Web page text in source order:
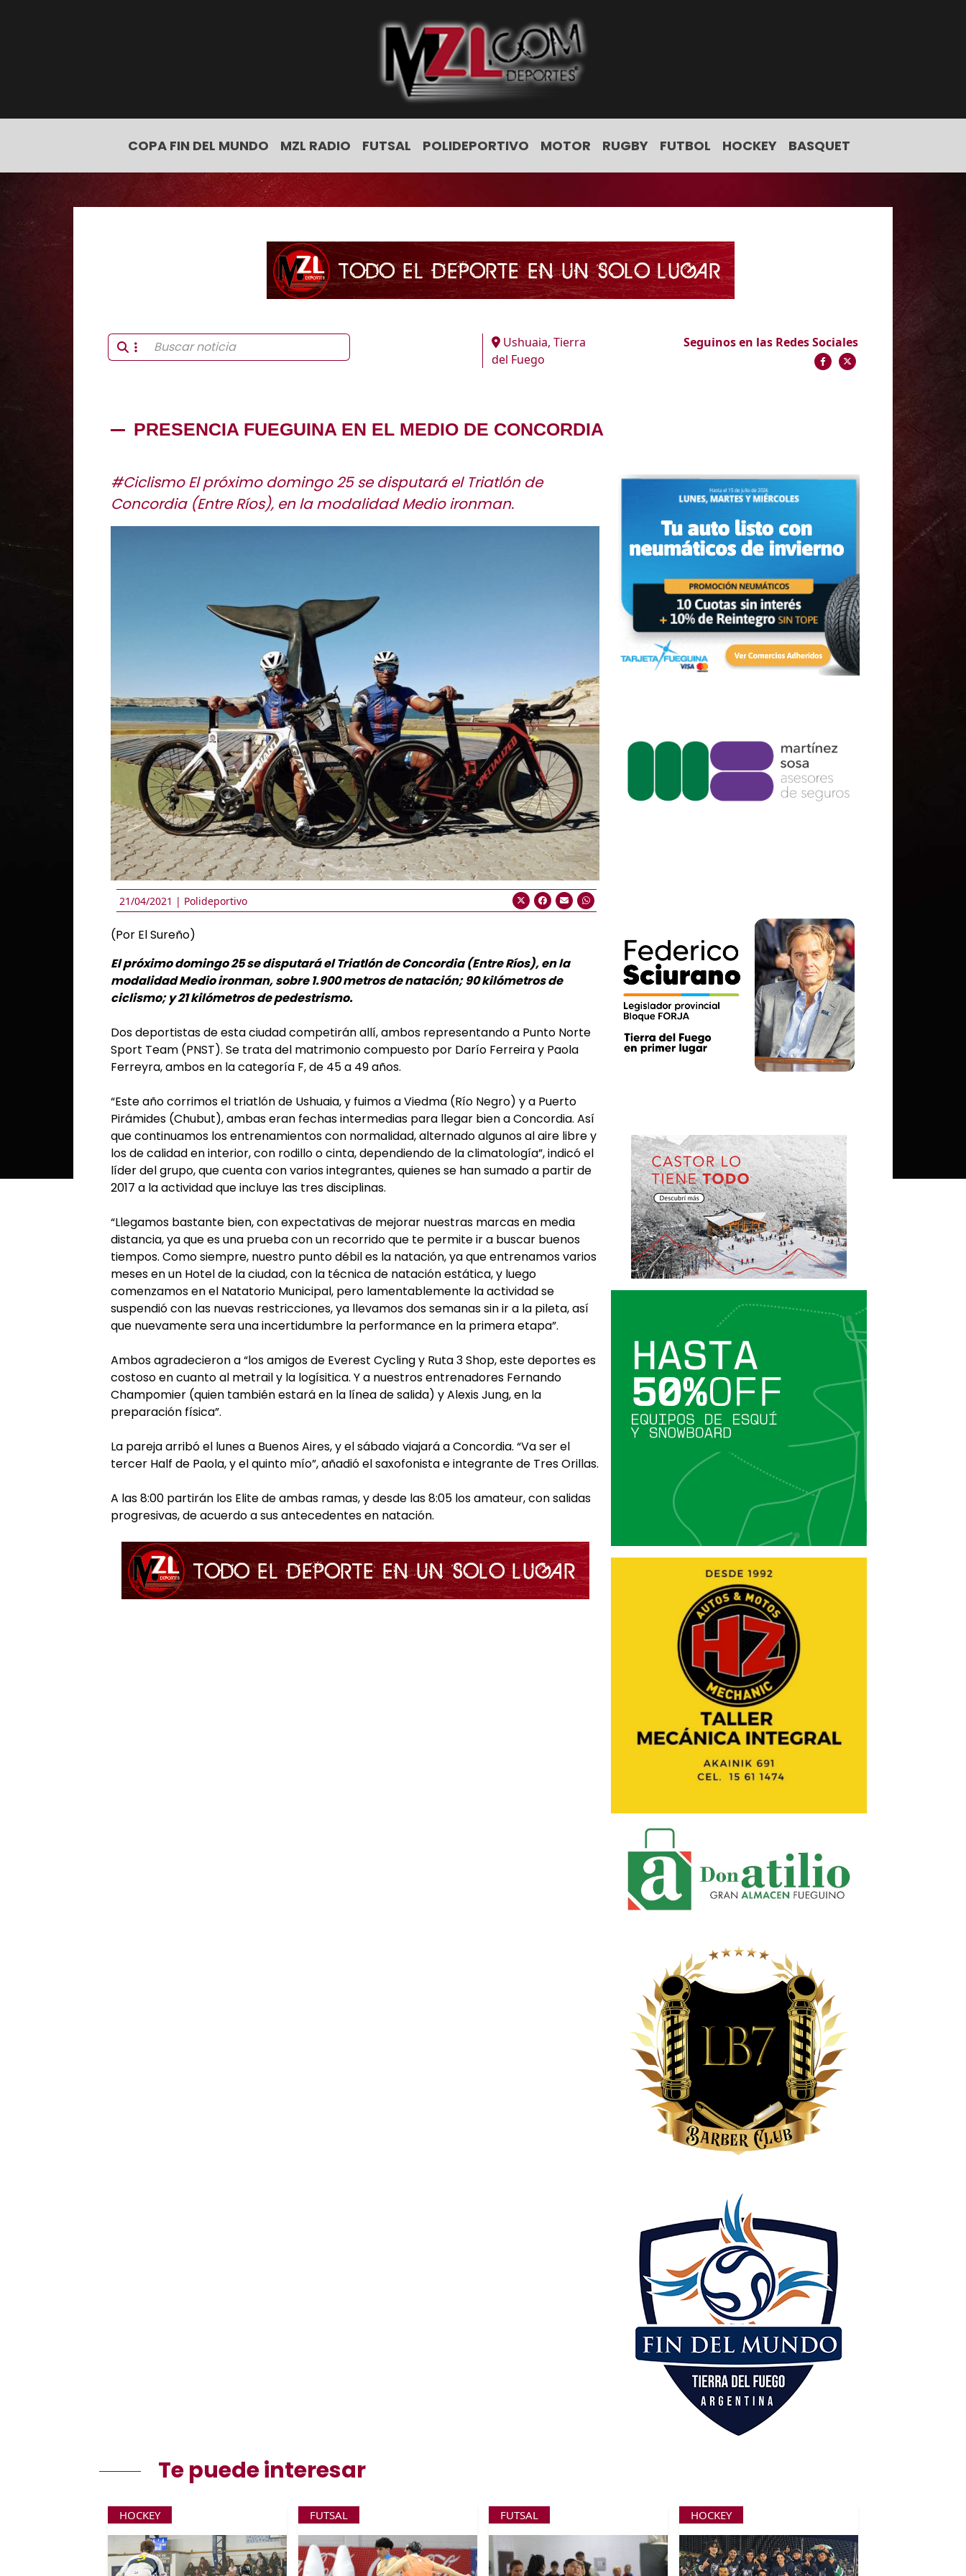
COPA FIN DEL MUNDO MZL RADIO FUTSAL POLIDEPORTIVO MOTOR RUGBY FUTBOL HOCKEY BASQUET
Ushuaia, Tierra
del Fuego
Seguinos en las Redes Sociales
PRESENCIA FUEGUINA EN EL MEDIO DE CONCORDIA
#Ciclismo El próximo domingo 25 se disputará el Triatlón de
Concordia (Entre Ríos), en la modalidad Medio ironman.
21/04/2021 | Polideportivo
(Por El Sureño)
El próximo domingo 25 se disputará el Triatlón de Concordia (Entre Ríos), en la
modalidad Medio ironman, sobre 1.900 metros de natación; 90 kilómetros de
ciclismo; y 21 kilómetros de pedestrismo.
Dos deportistas de esta ciudad competirán allí, ambos representando a Punto Norte
Sport Team (PNST). Se trata del matrimonio compuesto por Darío Ferreira y Paola
Ferreyra, ambos en la categoría F, de 45 a 49 años.
“Este año corrimos el triatlón de Ushuaia, y fuimos a Viedma (Río Negro) y a Puerto
Pirámides (Chubut), ambas eran fechas intermedias para llegar bien a Concordia. Así
que continuamos los entrenamientos con normalidad, alternado algunos al aire libre y
los de calidad en interior, con rodillo o cinta, dependiendo de la climatología”, indicó el
líder del grupo, que cuenta con varios integrantes, quienes se han sumado a partir de
2017 a la actividad que incluye las tres disciplinas.
“Llegamos bastante bien, con expectativas de mejorar nuestras marcas en media
distancia, ya que es una prueba con un recorrido que te permite ir a buscar buenos
tiempos. Como siempre, nuestro punto débil es la natación, ya que entrenamos varios
meses en un Hotel de la ciudad, con la técnica de natación estática, y luego
comenzamos en el Natatorio Municipal, pero lamentablemente la actividad se
suspendió con las nuevas restricciones, ya llevamos dos semanas sin ir a la pileta, así
que nuevamente sera una incertidumbre la performance en la primera etapa”.
Ambos agradecieron a “los amigos de Everest Cycling y Ruta 3 Shop, este deportes es
costoso en cuanto al metrail y la logísitica. Y a nuestros entrenadores Fernando
Champomier (quien también estará en la línea de salida) y Alexis Jung, en la
preparación física”.
La pareja arribó el lunes a Buenos Aires, y el sábado viajará a Concordia. “Va ser el
tercer Half de Paola, y el quinto mío”, añadió el saxofonista e integrante de Tres Orillas.
A las 8:00 partirán los Elite de ambas ramas, y desde las 8:05 los amateur, con salidas
progresivas, de acuerdo a sus antecedentes en natación.
Te puede interesar
HOCKEY FUTSAL FUTSAL HOCKEY